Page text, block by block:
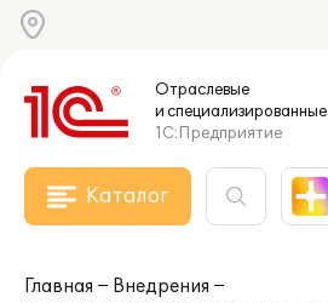
Отраслевые
и специализированные
1С:Предприятие
Каталог
Главная
Внедрения